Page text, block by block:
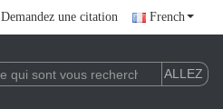
Demandez une citation French